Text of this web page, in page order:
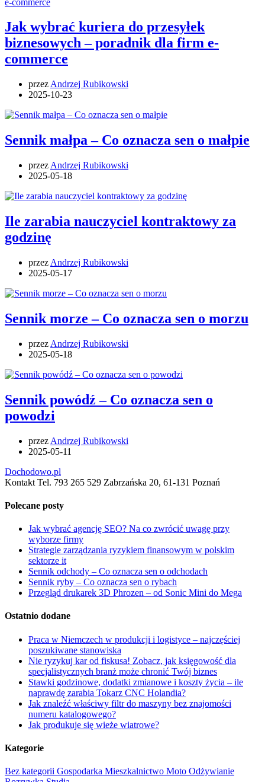
Jak wybrać kuriera do przesyłek
biznesowych – poradnik dla firm e-
commerce
przez Andrzej Rubikowski
2025-10-23
Sennik małpa – Co oznacza sen o małpie
przez Andrzej Rubikowski
2025-05-18
Ile zarabia nauczyciel kontraktowy za
godzinę
przez Andrzej Rubikowski
2025-05-17
Sennik morze – Co oznacza sen o morzu
przez Andrzej Rubikowski
2025-05-18
Sennik powódź – Co oznacza sen o
powodzi
przez Andrzej Rubikowski
2025-05-11
Dochodowo.pl
Kontakt Tel. 793 265 529 Zabrzańska 20, 61-131 Poznań
Polecane posty
Jak wybrać agencję SEO? Na co zwrócić uwagę przy
wyborze firmy
Strategie zarządzania ryzykiem finansowym w polskim
sektorze it
Sennik odchody – Co oznacza sen o odchodach
Sennik ryby – Co oznacza sen o rybach
Przegląd drukarek 3D Phrozen – od Sonic Mini do Mega
Ostatnio dodane
Praca w Niemczech w produkcji i logistyce – najczęściej
poszukiwane stanowiska
Nie ryzykuj kar od fiskusa! Zobacz, jak księgowość dla
specjalistycznych branż może chronić Twój biznes
Stawki godzinowe, dodatki zmianowe i koszty życia – ile
naprawdę zarabia Tokarz CNC Holandia?
Jak znaleźć właściwy filtr do maszyny bez znajomości
numeru katalogowego?
Jak produkuje się wieże wiatrowe?
Kategorie
Bez kategorii Gospodarka Mieszkalnictwo Moto Odżywianie